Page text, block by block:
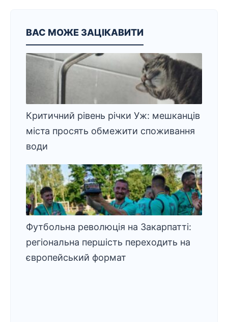
ВАС МОЖЕ ЗАЦІКАВИТИ
Критичний рівень річки Уж: мешканців
міста просять обмежити споживання
води
Футбольна революція на Закарпатті:
регіональна першість переходить на
європейський формат